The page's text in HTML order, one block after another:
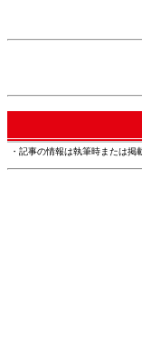
・記事の情報は執筆時または掲